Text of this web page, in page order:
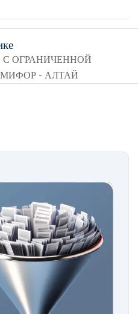
ОГРАНИЧЕННОЙ
- АЛТАЙ